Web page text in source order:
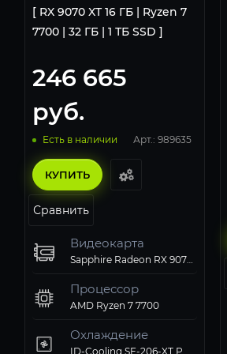
[ RX 9070 XT 16 ГБ | Ryzen 7
7700 | 32 ГБ | 1 ТБ SSD ]
246 665
руб.
Есть в наличии Арт.: 989635
КУПИТЬ
Сравнить
Видеокарта
Sapphire Radeon RX 9070 XT PULSE GAMING (11348-03-20G)
Процессор
AMD Ryzen 7 7700
Охлаждение